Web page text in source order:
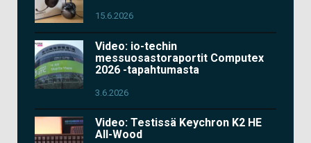
15.6.2026
Video: io-techin
messuosastoraportit Computex
2026 -tapahtumasta
3.6.2026
Video: Testissä Keychron K2 HE
All-Wood